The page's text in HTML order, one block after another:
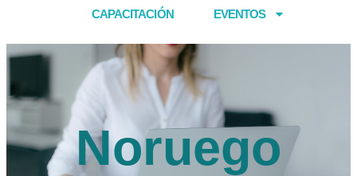
CAPACITACIÓN EVENTOS
Noruego